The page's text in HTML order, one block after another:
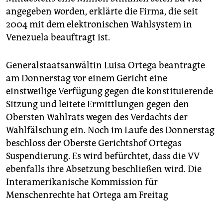
angegeben worden, erklärte die Firma, die seit
2004 mit dem elektronischen Wahlsystem in
Venezuela beauftragt ist.
Generalstaatsanwältin Luisa Ortega beantragte
am Donnerstag vor einem Gericht eine
einstweilige Verfügung gegen die konstituierende
Sitzung und leitete Ermittlungen gegen den
Obersten Wahlrats wegen des Verdachts der
Wahlfälschung ein. Noch im Laufe des Donnerstag
beschloss der Oberste Gerichtshof Ortegas
Suspendierung. Es wird befürchtet, dass die VV
ebenfalls ihre Absetzung beschließen wird. Die
Interamerikanische Kommission für
Menschenrechte hat Ortega am Freitag